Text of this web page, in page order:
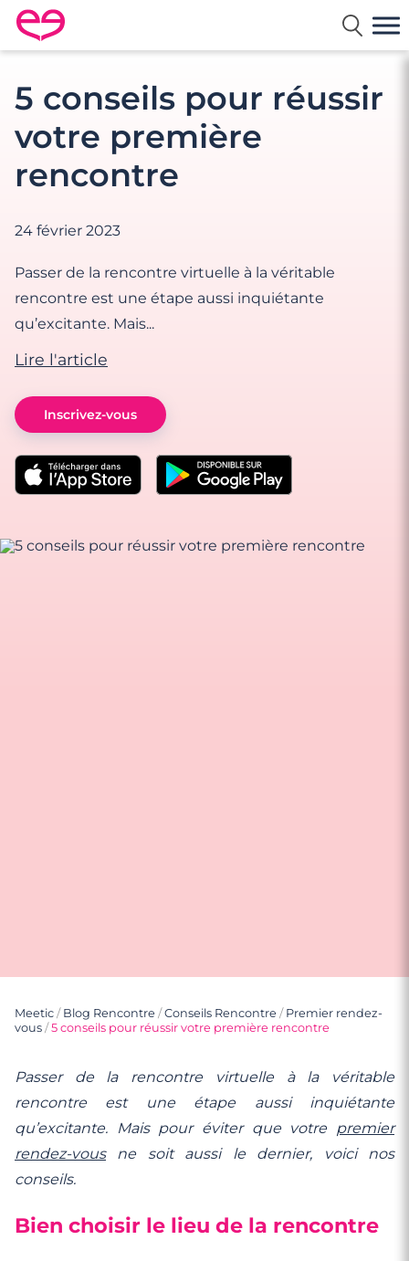
Rencontre en France avec Meetic
5 conseils pour réussir
votre première
rencontre
24 février 2023
Passer de la rencontre virtuelle à la véritable
rencontre est une étape aussi inquiétante
qu’excitante. Mais...
Lire l'article
Inscrivez-vous
Meetic / Blog Rencontre /Conseils Rencontre / Premier rendez-
vous /5 conseils pour réussir votre première rencontre
Passer de la rencontre virtuelle à la véritable
rencontre est une étape aussi inquiétante
qu’excitante. Mais pour éviter que votre premier
rendez-vousne soit aussi le dernier, voici nos
conseils.
Bien choisir le lieu de la rencontre